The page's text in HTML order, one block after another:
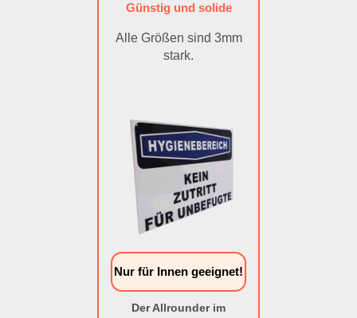
Günstig und solide
Alle Größen sind 3mm
stark.
Nur für Innen geeignet!
Der Allrounder im